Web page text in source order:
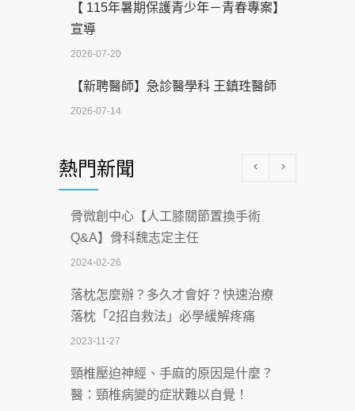
【 115年暑期保護青少年－青春專案】
宣導
2026-07-20
【新聘醫師】急診醫學科 王鎮珄醫師
2026-07-14
科能量
2026-07-08
沒菸酒也瀕臨洗腎？65歲男靠「這習
慣」逆轉腎功能 醫揭3招救命
2026-07-08
體溫飆破41度！醫連收兩例中暑病例：
致死率達8成
2026-07-07
深耕萬華55年 西園醫院回顧發展歷程與
智慧 醫療布局
熱門新聞
骨微創中心【人工膝關節置換手術
Q&A】骨科魏志定主任
2024-02-26
落枕怎麼辦？多久才會好？快速治療
落枕「2招自救法」必學緩解疼痛
2023-11-27
頸椎壓迫神經、手麻的原因是什麼？
醫：頸椎病變的症狀難以自覺！